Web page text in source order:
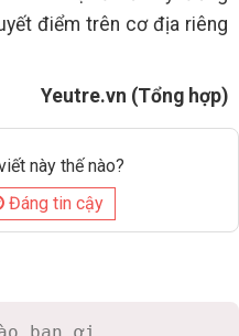
điểm trên cơ địa riêng
Yeutre.vn (Tổng hợp)
này thế nào?
Đáng tin cậy